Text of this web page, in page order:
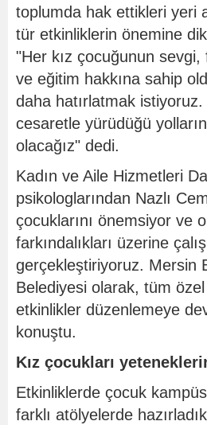
toplumda hak ettikleri yeri
tür etkinliklerin önemine
"Her kız çocuğunun sevgi,
ve eğitim hakkına sahip
daha hatırlatmak
cesaretle yürüdüğü
olacağız" dedi.
Kadın ve Aile Hizmetleri
psikologlarından Nazlı
çocuklarını önemsiyor ve
farkındalıkları üzerine
gerçekleştiriyoruz. Mersin
Belediyesi olarak, tüm
etkinlikler düzenlemeye
konuştu.
Kız çocukları
Etkinliklerde çocuk
farklı atölyelerde